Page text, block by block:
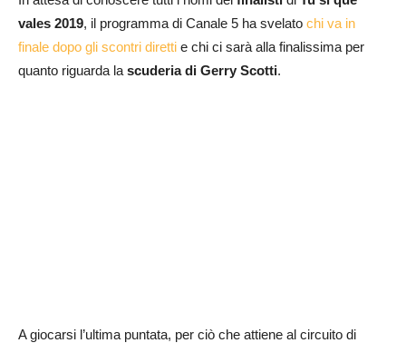
vales 2019, il programma di Canale 5 ha svelato chi va in
finale dopo gli scontri diretti e chi ci sarà alla finalissima per
quanto riguarda lascuderia di Gerry Scotti.
A giocarsi l’ultima puntata, per ciò che attiene al circuito di